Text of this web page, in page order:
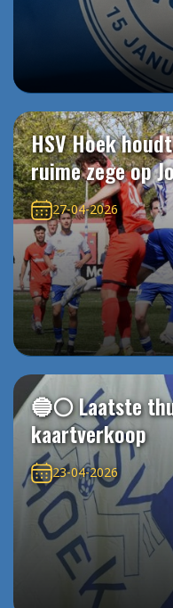
HSV Hoek
ruime zege op
27-04-2026
🔵⚪️ Laatste
kaartverkoop
23-04-2026